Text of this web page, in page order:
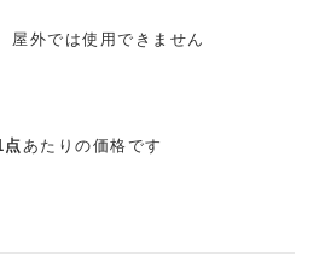
屋外では使用できません
点あたりの価格です